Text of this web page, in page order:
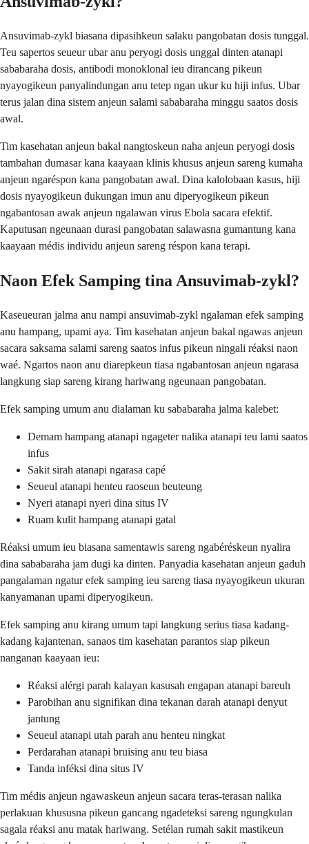
Ansuvimab-zykl biasana dipasihkeun salaku pangobatan dosis tunggal.
Teu sapertos seueur ubar anu peryogi dosis unggal dinten atanapi
sababaraha dosis, antibodi monoklonal ieu dirancang pikeun
nyayogikeun panyalindungan anu tetep ngan ukur ku hiji infus. Ubar
terus jalan dina sistem anjeun salami sababaraha minggu saatos dosis
awal.
Tim kasehatan anjeun bakal nangtoskeun naha anjeun peryogi dosis
tambahan dumasar kana kaayaan klinis khusus anjeun sareng kumaha
anjeun ngaréspon kana pangobatan awal. Dina kalolobaan kasus, hiji
dosis nyayogikeun dukungan imun anu diperyogikeun pikeun
ngabantosan awak anjeun ngalawan virus Ebola sacara efektif.
Kaputusan ngeunaan durasi pangobatan salawasna gumantung kana
kaayaan médis individu anjeun sareng réspon kana terapi.
Naon Efek Samping tina Ansuvimab-zykl?
Kaseueuran jalma anu nampi ansuvimab-zykl ngalaman efek samping
anu hampang, upami aya. Tim kasehatan anjeun bakal ngawas anjeun
sacara saksama salami sareng saatos infus pikeun ningali réaksi naon
waé. Ngartos naon anu diarepkeun tiasa ngabantosan anjeun ngarasa
langkung siap sareng kirang hariwang ngeunaan pangobatan.
Efek samping umum anu dialaman ku sababaraha jalma kalebet:
Demam hampang atanapi ngageter nalika atanapi teu lami saatos
infus
Sakit sirah atanapi ngarasa capé
Seueul atanapi henteu raoseun beuteung
Nyeri atanapi nyeri dina situs IV
Ruam kulit hampang atanapi gatal
Réaksi umum ieu biasana samentawis sareng ngabéréskeun nyalira
dina sababaraha jam dugi ka dinten. Panyadia kasehatan anjeun gaduh
pangalaman ngatur efek samping ieu sareng tiasa nyayogikeun ukuran
kanyamanan upami diperyogikeun.
Efek samping anu kirang umum tapi langkung serius tiasa kadang-
kadang kajantenan, sanaos tim kasehatan parantos siap pikeun
nanganan kaayaan ieu:
Réaksi alérgi parah kalayan kasusah engapan atanapi bareuh
Parobihan anu signifikan dina tekanan darah atanapi denyut
jantung
Seueul atanapi utah parah anu henteu ningkat
Perdarahan atanapi bruising anu teu biasa
Tanda inféksi dina situs IV
Tim médis anjeun ngawaskeun anjeun sacara teras-terasan nalika
perlakuan khususna pikeun gancang ngadeteksi sareng ngungkulan
sagala réaksi anu matak hariwang. Setélan rumah sakit mastikeun